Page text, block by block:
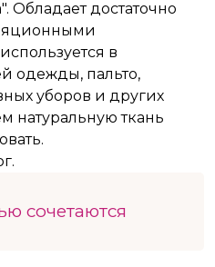
Обладает достаточно
в
одежды, пальто,
уборов и других
натуральную ткань
сочетаются